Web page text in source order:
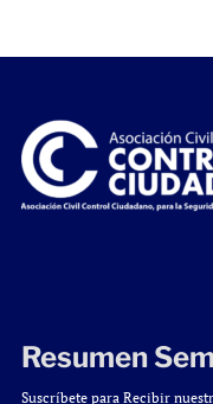
Resumen
Suscríbete para Recibir